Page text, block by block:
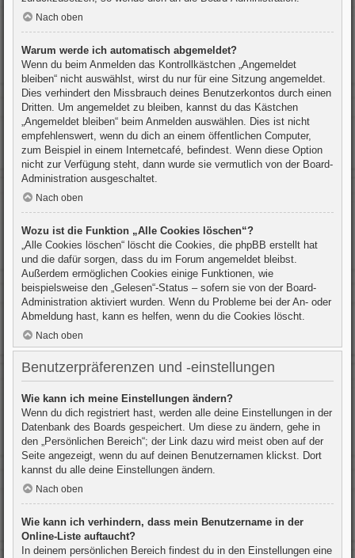
Nach oben
Warum werde ich automatisch abgemeldet?
Wenn du beim Anmelden das Kontrollkästchen „Angemeldet
bleiben“ nicht auswählst, wirst du nur für eine Sitzung angemeldet.
Dies verhindert den Missbrauch deines Benutzerkontos durch einen
Dritten. Um angemeldet zu bleiben, kannst du das Kästchen
„Angemeldet bleiben“ beim Anmelden auswählen. Dies ist nicht
empfehlenswert, wenn du dich an einem öffentlichen Computer,
zum Beispiel in einem Internetcafé, befindest. Wenn diese Option
nicht zur Verfügung steht, dann wurde sie vermutlich von der Board-
Administration ausgeschaltet.
Nach oben
Wozu ist die Funktion „Alle Cookies löschen“?
„Alle Cookies löschen“ löscht die Cookies, die phpBB erstellt hat
und die dafür sorgen, dass du im Forum angemeldet bleibst.
Außerdem ermöglichen Cookies einige Funktionen, wie
beispielsweise den „Gelesen“-Status – sofern sie von der Board-
Administration aktiviert wurden. Wenn du Probleme bei der An- oder
Abmeldung hast, kann es helfen, wenn du die Cookies löscht.
Nach oben
Benutzerpräferenzen und -einstellungen
Wie kann ich meine Einstellungen ändern?
Wenn du dich registriert hast, werden alle deine Einstellungen in der
Datenbank des Boards gespeichert. Um diese zu ändern, gehe in
den „Persönlichen Bereich“; der Link dazu wird meist oben auf der
Seite angezeigt, wenn du auf deinen Benutzernamen klickst. Dort
kannst du alle deine Einstellungen ändern.
Nach oben
Wie kann ich verhindern, dass mein Benutzername in der
Online-Liste auftaucht?
In deinem persönlichen Bereich findest du in den Einstellungen eine